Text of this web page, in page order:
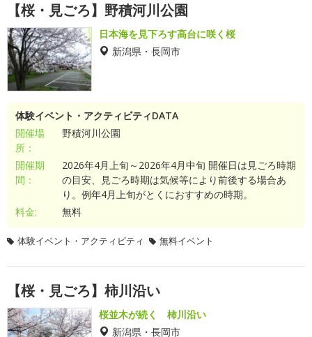
【桜・見ごろ】野積河川公園
日本海を見下ろす高台に咲く桜
新潟県・長岡市
体験イベント・アクティビティDATA
開催場
所：
野積河川公園
開催期
間：
2026年4月上旬～2026年4月中旬 開催日は見ごろ時期
の目安、見ごろ時期は気候等により前後する場合あ
り。例年4月上旬がとくにおすすめの時期。
料金:
無料
体験イベント・アクティビティ 無料イベント
【桜・見ごろ】柿川沿い
桜並木が続く 柿川沿い
新潟県・長岡市